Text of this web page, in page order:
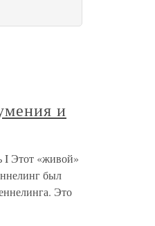
и
I Этот «живой»
был
Это